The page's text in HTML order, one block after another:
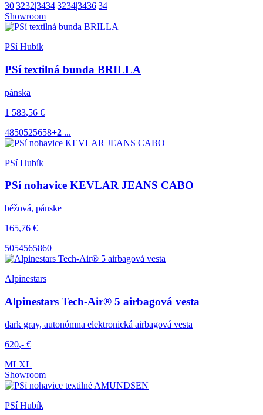
30|3232|3434|3234|3436|34
Showroom
PSí Hubík
PSí textilná bunda BRILLA
pánska
1 583,56 €
4850525658+2 ...
PSí Hubík
PSí nohavice KEVLAR JEANS CABO
béžová, pánske
165,76 €
5054565860
Alpinestars
Alpinestars Tech-Air® 5 airbagová vesta
dark gray, autonómna elektronická airbagová vesta
620,- €
MLXL
Showroom
PSí Hubík